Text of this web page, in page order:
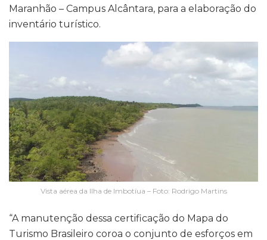
Maranhão – Campus Alcântara, para a elaboração do
inventário turístico.
Vista aérea da Ilha de Imbotíua – Foto: Rodrigo Martins
“A manutenção dessa certificação do Mapa do
Turismo Brasileiro coroa o conjunto de esforços em